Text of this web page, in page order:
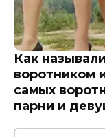
Как
воротником
самых
парни и